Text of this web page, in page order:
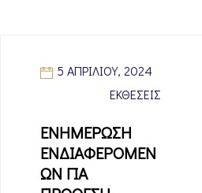
5 ΑΠΡΙΛΊΟΥ, 2024
ΕΚΘΈΣΕΙΣ
ΕΝΗΜΕΡΩΣΗ
ΕΝΔΙΑΦΕΡΟΜΕΝ
ΩΝ ΓΙΑ